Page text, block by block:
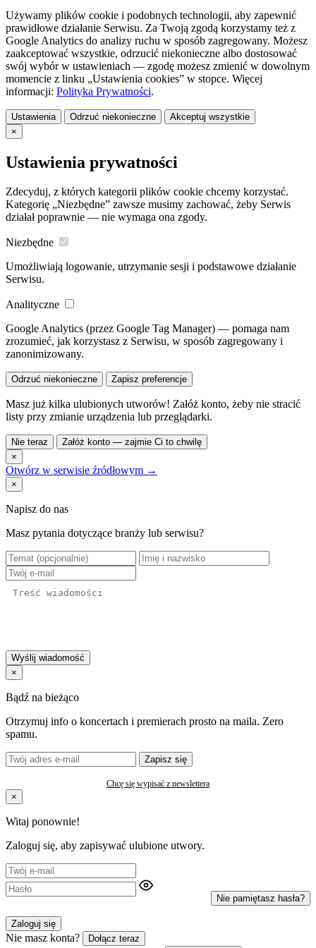
Używamy plików cookie i podobnych technologii, aby zapewnić
prawidłowe działanie Serwisu. Za Twoją zgodą korzystamy też z
Google Analytics do analizy ruchu w sposób zagregowany. Możesz
zaakceptować wszystkie, odrzucić niekonieczne albo dostosować
swój wybór w ustawieniach — zgodę możesz zmienić w dowolnym
momencie z linku „Ustawienia cookies” w stopce. Więcej
informacji: Polityka Prywatności.
Ustawienia Odrzuć niekonieczne
Akceptuj wszystkie
×
Ustawienia prywatności
Zdecyduj, z których kategorii plików cookie chcemy korzystać.
Kategorię „Niezbędne” zawsze musimy zachować, żeby Serwis
działał poprawnie — nie wymaga ona zgody.
Niezbędne
Umożliwiają logowanie, utrzymanie sesji i podstawowe działanie
Serwisu.
Analityczne
Google Analytics (przez Google Tag Manager) — pomaga nam
zrozumieć, jak korzystasz z Serwisu, w sposób zagregowany i
zanonimizowany.
Odrzuć niekonieczne Zapisz preferencje
Masz już kilka ulubionych utworów! Załóż konto, żeby nie stracić
listy przy zmianie urządzenia lub przeglądarki.
Nie teraz
Załóż konto — zajmie Ci to chwilę
×
Otwórz w serwisie źródłowym →
×
Napisz do nas
Masz pytania dotyczące branży lub serwisu?
Wyślij wiadomość
×
Bądź na bieżąco
Otrzymuj info o koncertach i premierach prosto na maila. Zero
spamu.
Zapisz się
Chcę się wypisać z newslettera
×
Witaj ponownie!
Zaloguj się, aby zapisywać ulubione utwory.
Nie pamiętasz hasła?
Zaloguj się
Nie masz konta? Dołącz teraz